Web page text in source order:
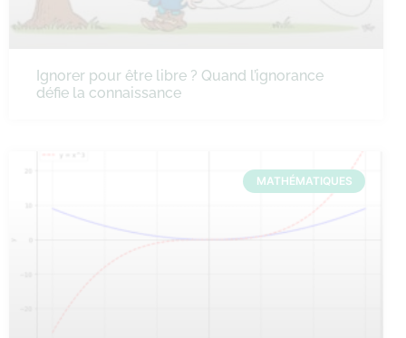
Ignorer pour être libre ? Quand l’ignorance
défie la connaissance
MATHÉMATIQUES